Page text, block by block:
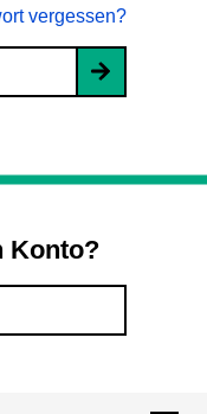
vergessen?
Konto?